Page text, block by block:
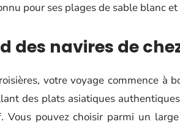
pour ses plages de sable blanc
des navires de
votre voyage commence à
des plats asiatiques
pouvez choisir parmi un